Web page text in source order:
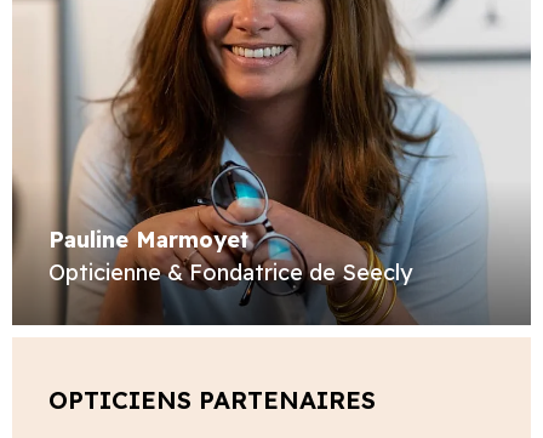
Pauline Marmoyet
Opticienne & Fondatrice de Seecly
OPTICIENS PARTENAIRES